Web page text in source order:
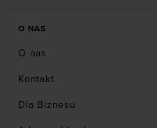
O NAS
O nas
Kontakt
Dla Biznesu